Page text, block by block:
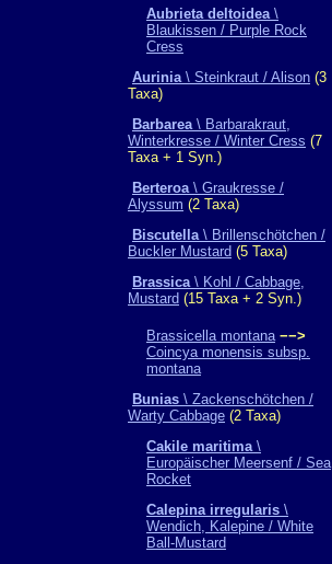
Aubrieta deltoidea\
Blaukissen / Purple Rock
Cress
Aurinia\ Steinkraut / Alison (3
Taxa)
Barbarea\ Barbarakraut,
Winterkresse / Winter Cress (7
Taxa + 1 Syn.)
Berteroa\ Graukresse /
Alyssum (2 Taxa)
Biscutella\ Brillenschötchen /
Buckler Mustard (5 Taxa)
Brassica\ Kohl / Cabbage,
Mustard (15 Taxa + 2 Syn.)
Brassicella montana −−>
Coincya monensis subsp.
montana
Bunias \ Zackenschötchen /
Warty Cabbage (2 Taxa)
Cakile maritima\
Europäischer Meersenf / Sea
Rocket
Calepina irregularis \
Wendich, Kalepine / White
Ball-Mustard